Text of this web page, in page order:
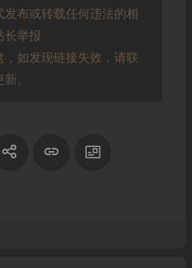
布或转载任何违法的相
长举报
如发现链接失效，请联
。